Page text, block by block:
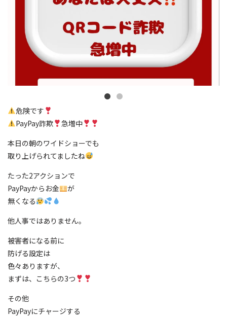
危険です
PayPay詐欺
急増中
本日の朝のワイドショーでも
取り上げられてましたね
たった2アクションで
PayPayからお金
が
無くなる
他人事ではありません。
被害者になる前に
防げる設定は
色々ありますが、
まずは、こちらの3つ
その他
PayPayにチャージする